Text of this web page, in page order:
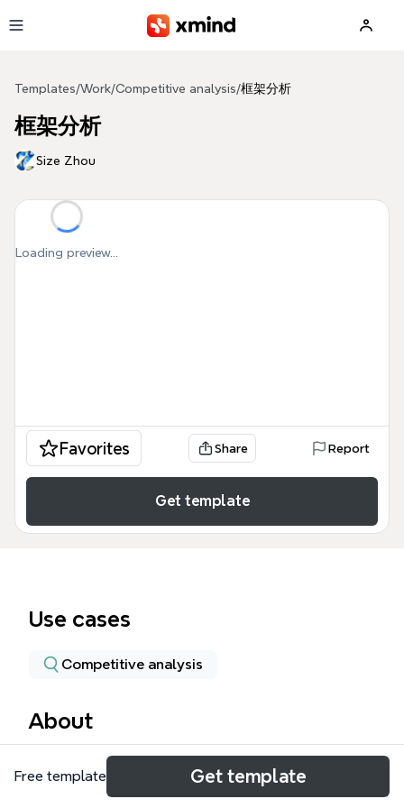
Templates/Work/Competitive analysis/框架分析
框架分析
Size Zhou
Loading preview...
Favorites Share Report
Get template
Use cases
Competitive analysis
About
框架分析模板以人人网平台为案例，系统梳理了其战略
架构的五大核心模块：客户端、手机人人网、公共主
Free template Get template